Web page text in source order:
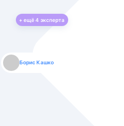
+ ещё4 эксперта
Борис Кашко
Юлия Изоитко
Александр Кулагин
Даниил Макаров
Екатерина Лазаренко